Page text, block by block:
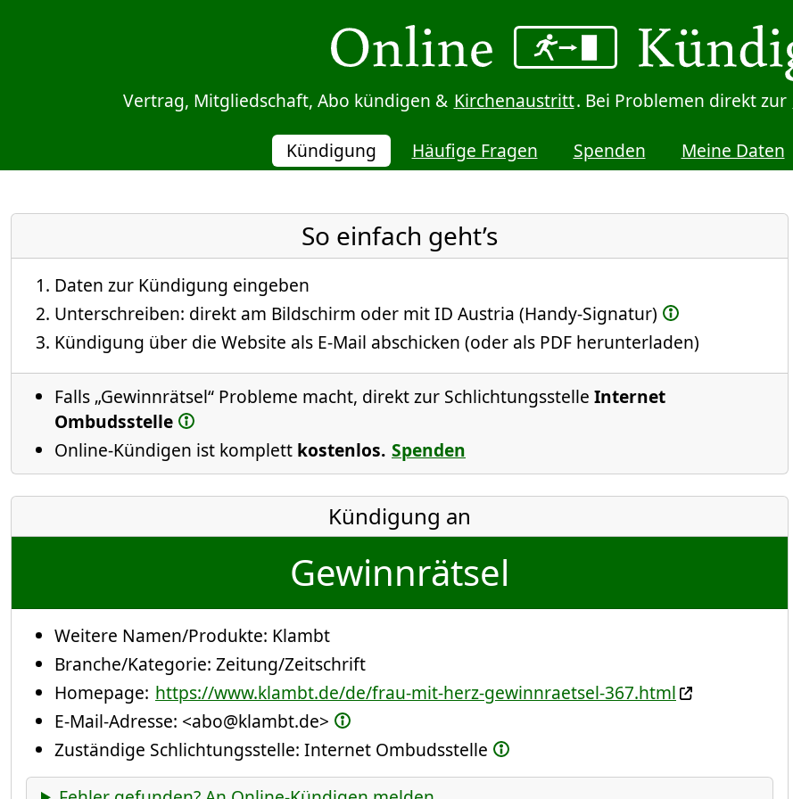
Vertrag, Mitgliedschaft, Abo kündigen & Kirchenaustritt. Bei Problemen direkt zur
Kündigung Häufige Fragen Spenden Meine Daten
So einfach geht’s
Daten zur Kündigung eingeben
Unterschreiben: direkt am Bildschirm oder mit ID Austria (Handy-Signatur)
Kündigung über die Website als E-Mail abschicken (oder als PDF herunterladen)
Falls „Gewinnrätsel“ Probleme macht, direkt zur Schlichtungsstelle Internet
Ombudsstelle
Online-Kündigen ist komplett kostenlos. Spenden
Kündigung an
Gewinnrätsel
Weitere Namen/Produkte: Klambt
Branche/Kategorie: Zeitung/Zeitschrift
Homepage: https://www.klambt.de/de/frau-mit-herz-gewinnraetsel-367.html
E-Mail-Adresse: <abo@klambt.de>
Zuständige Schlichtungsstelle: Internet Ombudsstelle